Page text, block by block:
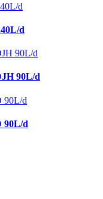
d
90L/d
90L/d